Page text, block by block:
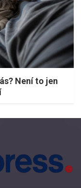
Není to jen